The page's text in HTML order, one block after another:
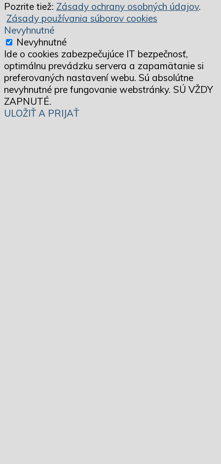
Pozrite tiež: Zásady ochrany osobných údajov.
Zásady používania súborov cookies
Nevyhnutné
Nevyhnutné
Ide o cookies zabezpečujúce IT bezpečnosť,
optimálnu prevádzku servera a zapamätanie si
preferovaných nastavení webu. Sú absolútne
nevyhnutné pre fungovanie webstránky. SÚ VŽDY
ZAPNUTÉ.
ULOŽIŤ A PRIJAŤ